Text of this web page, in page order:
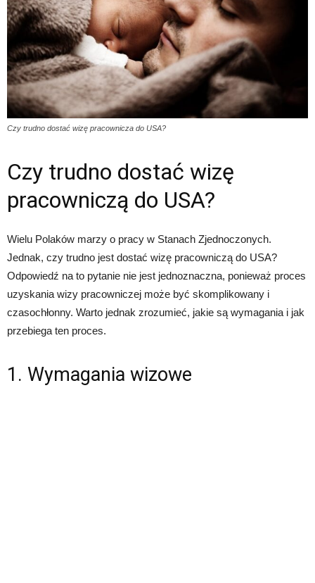
Czy trudno dostać wizę pracownicza do USA?
Czy trudno dostać wizę
pracowniczą do USA?
Wielu Polaków marzy o pracy w Stanach Zjednoczonych.
Jednak, czy trudno jest dostać wizę pracowniczą do USA?
Odpowiedź na to pytanie nie jest jednoznaczna, ponieważ proces
uzyskania wizy pracowniczej może być skomplikowany i
czasochłonny. Warto jednak zrozumieć, jakie są wymagania i jak
przebiega ten proces.
1. Wymagania wizowe